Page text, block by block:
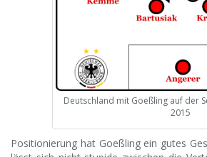
Deutschland mit Goeßling auf der
2015
Positionierung hat Goeßling ein gutes